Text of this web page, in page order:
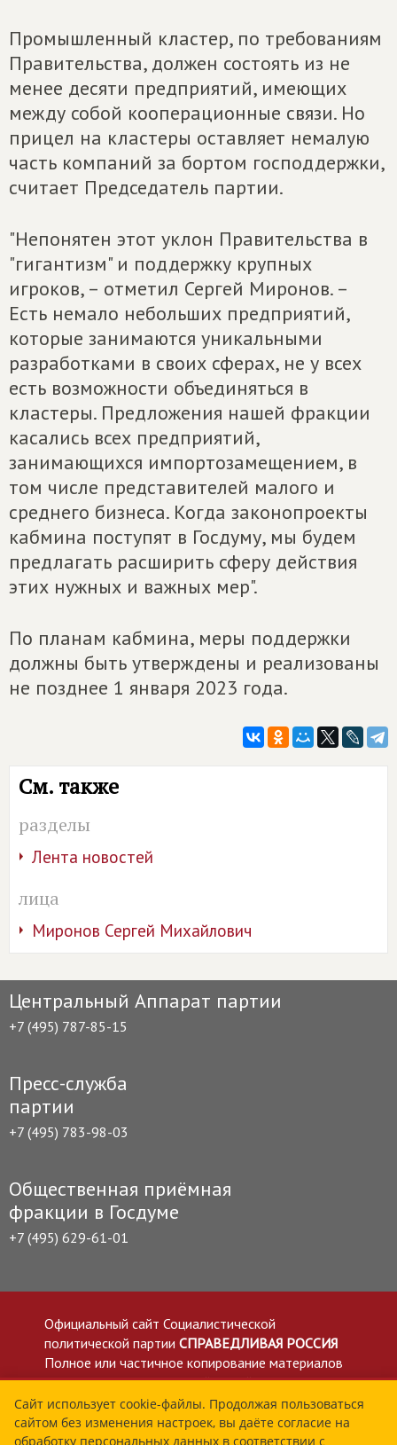
Промышленный кластер, по требованиям
Правительства, должен состоять из не
менее десяти предприятий, имеющих
между собой кооперационные связи. Но
прицел на кластеры оставляет немалую
часть компаний за бортом господдержки,
считает Председатель партии.
"Непонятен этот уклон Правительства в
"гигантизм" и поддержку крупных
игроков, – отметил Сергей Миронов. –
Есть немало небольших предприятий,
которые занимаются уникальными
разработками в своих сферах, не у всех
есть возможности объединяться в
кластеры. Предложения нашей фракции
касались всех предприятий,
занимающихся импортозамещением, в
том числе представителей малого и
среднего бизнеса. Когда законопроекты
кабмина поступят в Госдуму, мы будем
предлагать расширить сферу действия
этих нужных и важных мер".
По планам кабмина, меры поддержки
должны быть утверждены и реализованы
не позднее 1 января 2023 года.
См. также
разделы
Лента новостей
лица
Миронов Сергей Михайлович
Центральный Аппарат партии
+7 (495) 787-85-15
Пресс-служба
партии
+7 (495) 783-98-03
Общественная приёмная
фракции в Госдуме
+7 (495) 629-61-01
Официальный сайт Социалистической
политической партии СПРАВЕДЛИВАЯ РОССИЯ
Полное или частичное копирование материалов
приветствуется со ссылкой на сайт spravedlivo.ru
Политика в отношении обработки персональных
данных
Сайт использует cookie-файлы. Продолжая пользоваться
сайтом без изменения настроек, вы даёте согласие на
обработку персональных данных в соответствии с